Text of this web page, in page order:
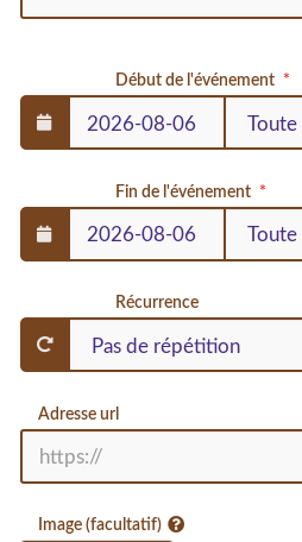
Début de l'événement
Fin de l'événement
Récurrence
Adresse url
Image (facultatif)